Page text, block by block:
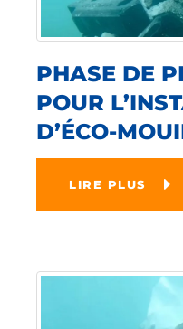
PHASE DE
POUR
D’ÉCO-
LIRE PLUS